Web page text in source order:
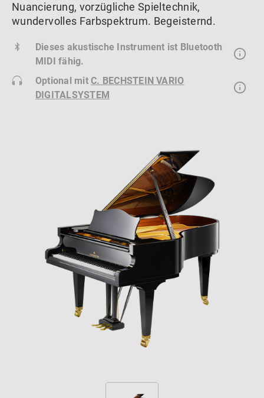
Nuancierung, vorzügliche Spieltechnik,
wundervolles Farbspektrum. Begeisternd.
Dieses akustische Instrument ist Bluetooth
MIDI fähig.
Optional mitC. BECHSTEIN VARIO
DIGITALSYSTEM